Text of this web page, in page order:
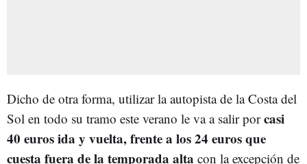
Dicho de otra forma, utilizar la autopista de la Costa del
Sol en todo su tramo este verano le va a salir porcasi
40 euros ida y vuelta, frente a los 24 euros que
cuesta fuera de la temporada alta con la excepción de